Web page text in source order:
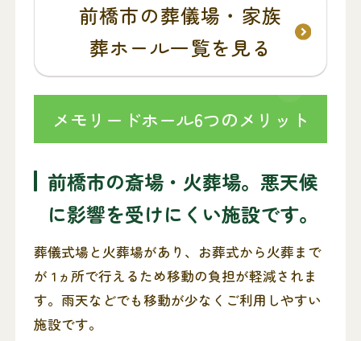
前橋市の葬儀場・家族
葬ホール一覧を見る
メモリードホール6つのメリット
前橋市の斎場・火葬場。悪天候
に影響を受けにくい施設です。
葬儀式場と火葬場があり、お葬式から火葬まで
が 1ヵ所で行えるため移動の負担が軽減されま
す。雨天などでも移動が少なくご利用しやすい
施設です。